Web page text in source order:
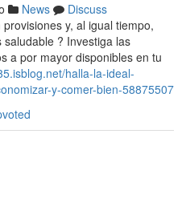
News
Discuss
y, al igual tiempo,
? Investiga las
a por mayor disponibles en tu
halla-la-ideal-
y-comer-bien-58875507